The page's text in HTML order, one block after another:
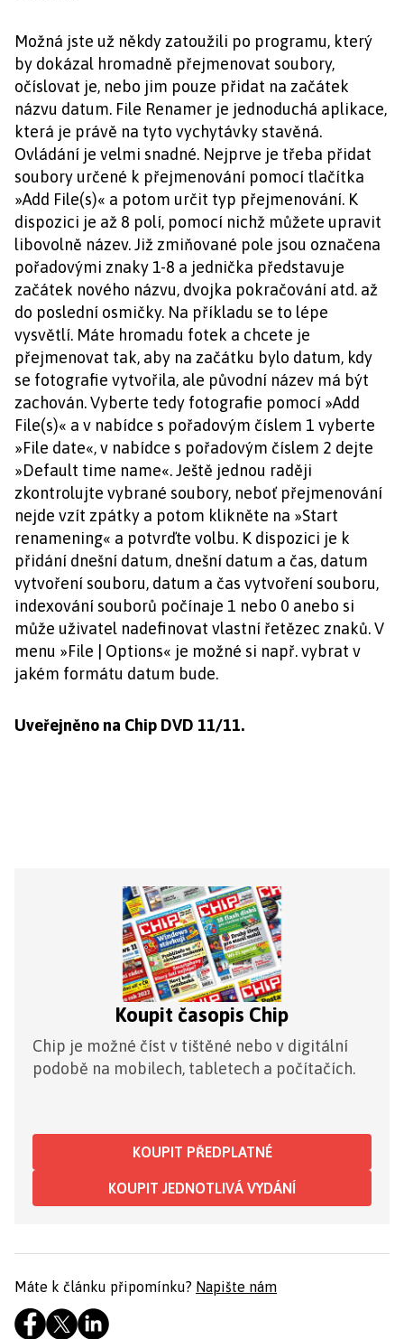
Možná jste už někdy zatoužili po programu, který
by dokázal hromadně přejmenovat soubory,
očíslovat je, nebo jim pouze přidat na začátek
názvu datum. File Renamer je jednoduchá aplikace,
která je právě na tyto vychytávky stavěná.
Ovládání je velmi snadné. Nejprve je třeba přidat
soubory určené k přejmenování pomocí tlačítka
»Add File(s)« a potom určit typ přejmenování. K
dispozici je až 8 polí, pomocí nichž můžete upravit
libovolně název. Již zmiňované pole jsou označena
pořadovými znaky 1-8 a jednička představuje
začátek nového názvu, dvojka pokračování atd. až
do poslední osmičky. Na příkladu se to lépe
vysvětlí. Máte hromadu fotek a chcete je
přejmenovat tak, aby na začátku bylo datum, kdy
se fotografie vytvořila, ale původní název má být
zachován. Vyberte tedy fotografie pomocí »Add
File(s)« a v nabídce s pořadovým číslem 1 vyberte
»File date«, v nabídce s pořadovým číslem 2 dejte
»Default time name«. Ještě jednou raději
zkontrolujte vybrané soubory, neboť přejmenování
nejde vzít zpátky a potom klikněte na »Start
renamening« a potvrďte volbu. K dispozici je k
přidání dnešní datum, dnešní datum a čas, datum
vytvoření souboru, datum a čas vytvoření souboru,
indexování souborů počínaje 1 nebo 0 anebo si
může uživatel nadefinovat vlastní řetězec znaků. V
menu »File | Options« je možné si např. vybrat v
jakém formátu datum bude.
Uveřejněno na Chip DVD 11/11.
Koupit časopis Chip
Chip je možné číst v tištěné nebo v digitální
podobě na mobilech, tabletech a počítačích.
KOUPIT PŘEDPLATNÉ
KOUPIT JEDNOTLIVÁ VYDÁNÍ
Máte k článku připomínku? Napište nám